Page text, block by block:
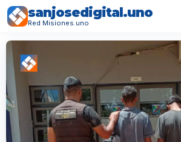
sanjosedigital.uno
Red Misiones.uno